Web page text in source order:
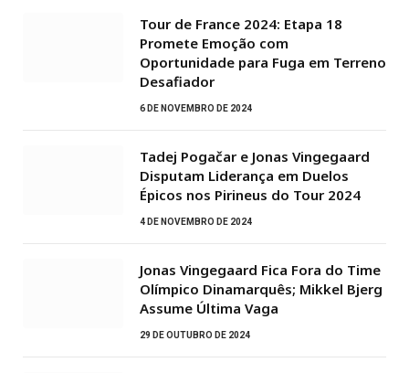
Tour de France 2024: Etapa 18
Promete Emoção com
Oportunidade para Fuga em Terreno
Desafiador
6 DE NOVEMBRO DE 2024
Tadej Pogačar e Jonas Vingegaard
Disputam Liderança em Duelos
Épicos nos Pirineus do Tour 2024
4 DE NOVEMBRO DE 2024
Jonas Vingegaard Fica Fora do Time
Olímpico Dinamarquês; Mikkel Bjerg
Assume Última Vaga
29 DE OUTUBRO DE 2024